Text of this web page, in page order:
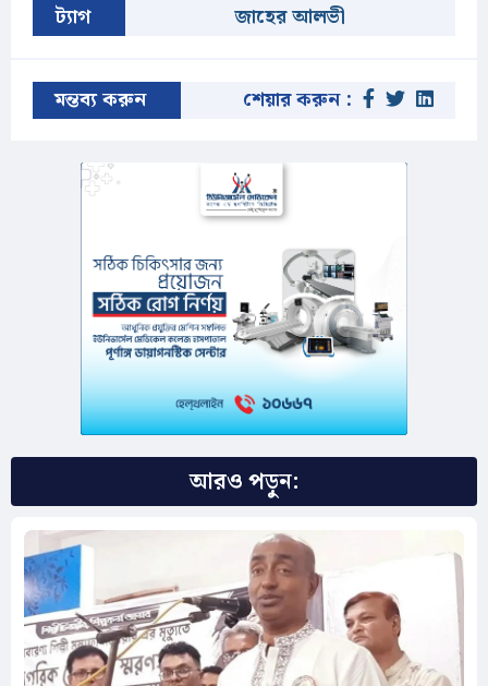
ট্যাগ জাহের আলভী
মন্তব্য করুন শেয়ার করুন :
আরও পড়ুন: